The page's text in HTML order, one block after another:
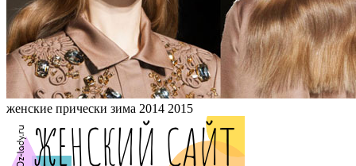
женские прически зима 2014 2015